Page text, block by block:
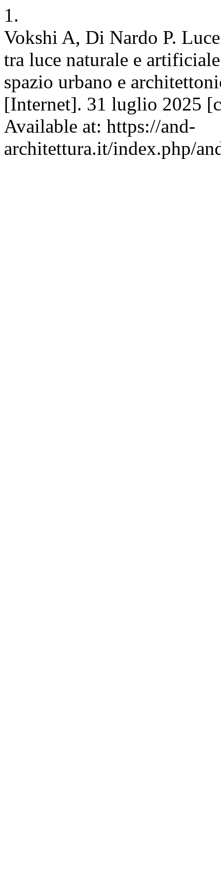
1.
Vokshi A, Di Nardo P.
tra luce naturale e
spazio urbano e
[Internet]. 31 luglio 2025
Available at: https://and-
architettura.it/index.php/